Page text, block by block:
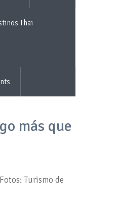
Thai
más que
Turismo de